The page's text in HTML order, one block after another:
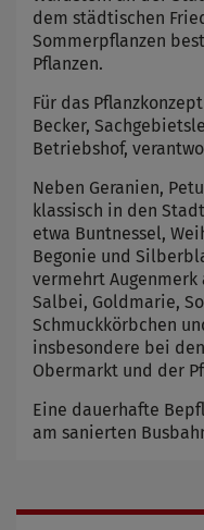
dem städtischen
Sommerpflanzen
Pflanzen.
Für das
Becker,
Betriebshof,
Neben Geranien,
klassisch in den
etwa Buntnessel,
Begonie und
vermehrt
Salbei, Goldmarie,
Schmuckkörbchen
insbesondere bei
Obermarkt und der
Eine dauerhafte
am sanierten